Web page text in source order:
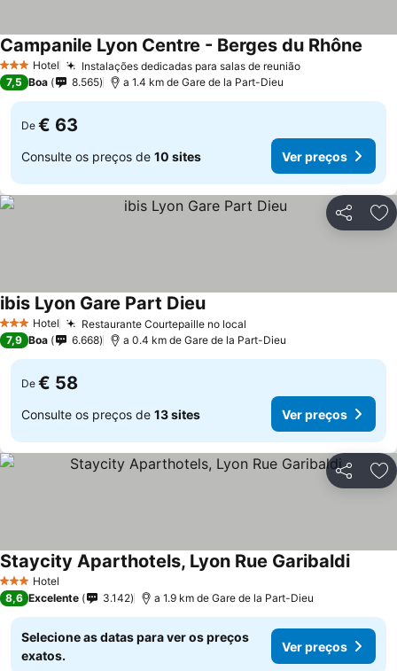
3 EstrelasHotel Instalações dedicadas para salas de reunião
Campanile Lyon Centre - Berges du Rhône
7,5 Boa 8.565 a 1.4 km de Gare de la Part-Dieu
De € 63
Consulte os preços de 10 sites Ver preços
Partilhar
3 EstrelasHotel Restaurante Courtepaille no local
ibis Lyon Gare Part Dieu
7,9 Boa 6.668 a 0.4 km de Gare de la Part-Dieu
De € 58
Consulte os preços de 13 sites Ver preços
Partilhar
3 EstrelasHotel
Staycity Aparthotels, Lyon Rue Garibaldi
8,6 Excelente 3.142 a 1.9 km de Gare de la Part-Dieu
Selecione as datas para ver os preços
exatos.
Ver preços